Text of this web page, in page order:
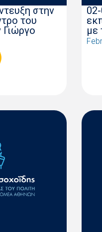
στην
του
Γιώργο
με